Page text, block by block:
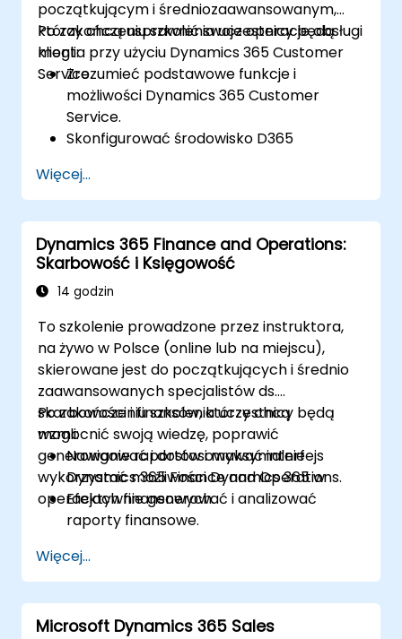
początkującym i średniozaawansowanym,
którzy chcą usprawnić swoje operacje obsługi
klienta przy użyciu Dynamics 365 Customer
Service.
Po zakończeniu szkolenia uczestnicy będą
mogli:
Zrozumieć podstawowe funkcje i
możliwości Dynamics 365 Customer
Service.
Skonfigurować środowisko D365
Efektywnie zarządzać interakcjami i
zgłoszeniami klientów.
Wykorzystywać analizy do poprawy
jakości świadczonych usług.
Integrować Dynamics 365 Customer
Service z innymi aplikacjami Microsoft.
Więcej...
Dynamics 365 Finance and Operations:
Skarbowość i Księgowość
14 godzin
To szkolenie prowadzone przez instruktora,
na żywo w Polsce (online lub na miejscu),
skierowane jest do początkujących i średnio
zaawansowanych specjalistów ds.
skarbowości i finansów, którzy chcą
wzmocnić swoją wiedzę, poprawić
generowanie raportów i maksymalnie
wykorzystać możliwości Dynamics 365 w
operacjach finansowych.
Po zakończeniu szkolenia uczestnicy będą
mogli:
Nawigować i dostosowywać interfejs
Dynamics 365 Finance and Operations.
Efektywnie generować i analizować
raporty finansowe.
przepływami pieniężnymi i uzgadnianiem
bankowym.
Usprawniać procesy finansowe w celu
zwiększenia efektywności operacyjnej.
Więcej...
Microsoft Dynamics 365 Sales